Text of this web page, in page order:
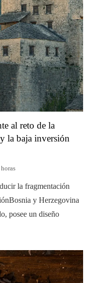
al reto de la
la baja inversión
la fragmentación
y Herzegovina
posee un diseño